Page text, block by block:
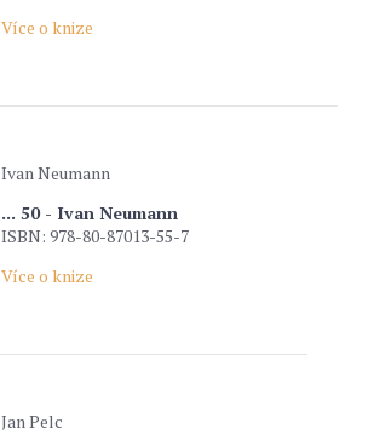
Více o knize
Ivan Neumann
... 50 - Ivan Neumann
ISBN: 978-80-87013-55-7
Více o knize
Jan Pelc